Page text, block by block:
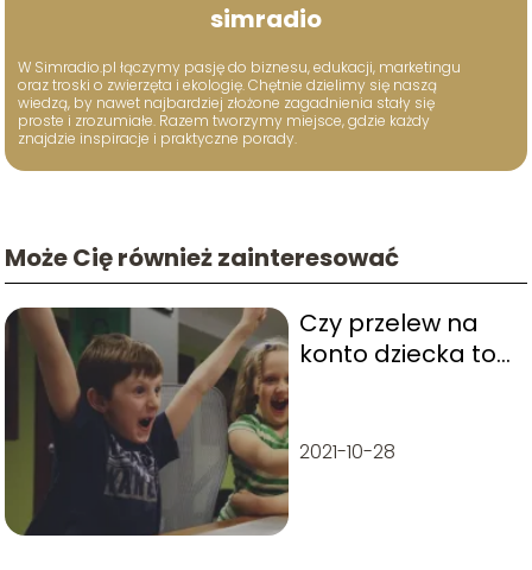
simradio
W Simradio.pl łączymy pasję do biznesu, edukacji, marketingu
oraz troski o zwierzęta i ekologię. Chętnie dzielimy się naszą
wiedzą, by nawet najbardziej złożone zagadnienia stały się
proste i zrozumiałe. Razem tworzymy miejsce, gdzie każdy
znajdzie inspiracje i praktyczne porady.
Może Cię również zainteresować
Czy przelew na
konto dziecka to
2021-10-28